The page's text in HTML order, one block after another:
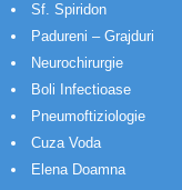
Sf. Spiridon
Padureni – Grajduri
Neurochirurgie
Boli Infectioase
Pneumoftiziologie
Cuza Voda
Elena Doamna